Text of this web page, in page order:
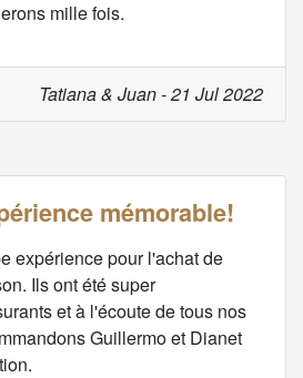
mille fois.
Tatiana & Juan - 21 Jul 2022
mémorable!
expérience pour l'achat de
Ils ont été super
et à l'écoute de tous nos
Guillermo et Dianet